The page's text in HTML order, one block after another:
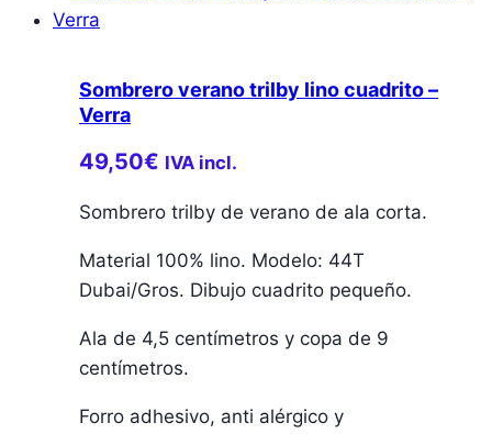
Sombrero verano trilby lino cuadrito –
Verra
49,50€ IVA incl.
Sombrero trilby de verano de ala corta.
Material 100% lino. Modelo: 44T
Dubai/Gros. Dibujo cuadrito pequeño.
Ala de 4,5 centímetros y copa de 9
centímetros.
Forro adhesivo, anti alérgico y